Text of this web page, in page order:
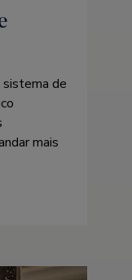
sistema de
mais